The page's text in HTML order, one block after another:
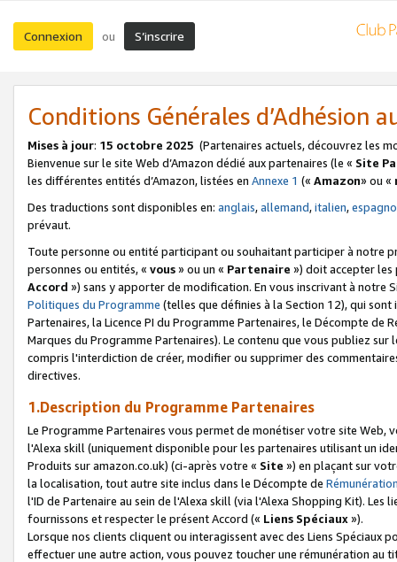
Connexion ou S’inscrire
Conditions Générales d’Adhésion
Mises à jour: 15 octobre 2025 (Partenaires actuels, découvrez les
Bienvenue sur le site Web d’Amazon dédié aux partenaires (le « Site
les différentes entités d’Amazon, listées en Annexe 1 (« Amazon» ou «
Des traductions sont disponibles en: anglais,allemand,italien,
prévaut.
Toute personne ou entité participant ou souhaitant participer à notre
personnes ou entités, « vous» ou un « Partenaire ») doit accepter les
Accord ») sans y apporter de modification. En vous inscrivant à notre
Politiques du Programme (telles que définies à la Section 12), qui
Partenaires, la Licence PI du Programme Partenaires, le Décompte de
Marques du Programme Partenaires). Le contenu que vous publiez
compris l'interdiction de créer, modifier ou supprimer des
directives.
1.Description du Programme Partenaires
Le Programme Partenaires vous permet de monétiser votre site Web,
l'Alexa skill (uniquement disponible pour les partenaires utilisant un
Produits sur amazon.co.uk) (ci-après votre « Site ») en plaçant sur
la localisation, tout autre site inclus dans le Décompte de
l'ID de Partenaire au sein de l'Alexa skill (via l'Alexa Shopping Kit).
fournissons et respecter le présent Accord (« Liens Spéciaux»).
Lorsque nos clients cliquent ou interagissent avec des Liens Spéciaux
effectuer une autre action, vous pouvez toucher une rémunération